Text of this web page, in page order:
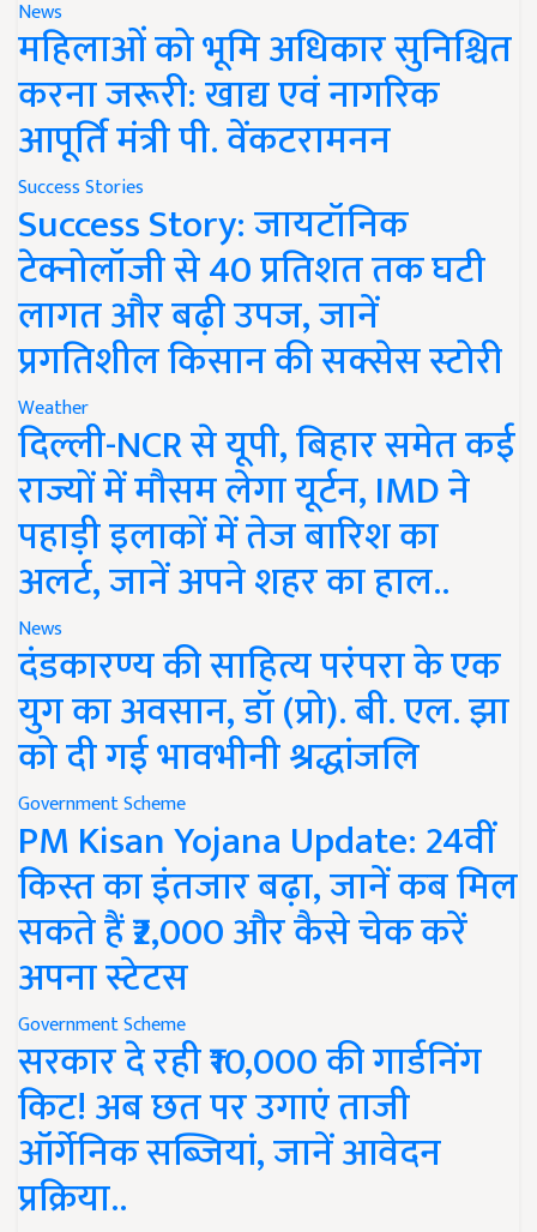
News
महिलाओं को भूमि अधिकार सुनिश्चित
करना जरूरी: खाद्य एवं नागरिक
आपूर्ति मंत्री पी. वेंकटरामनन
Success Stories
Success Story: जायटॉनिक
टेक्नोलॉजी से 40 प्रतिशत तक घटी
लागत और बढ़ी उपज, जानें
प्रगतिशील किसान की सक्सेस स्टोरी
Weather
दिल्ली-NCR से यूपी, बिहार समेत कई
राज्यों में मौसम लेगा यूर्टन, IMD ने
पहाड़ी इलाकों में तेज बारिश का
अलर्ट, जानें अपने शहर का हाल..
News
दंडकारण्य की साहित्य परंपरा के एक
युग का अवसान, डॉ (प्रो). बी. एल. झा
को दी गई भावभीनी श्रद्धांजलि
Government Scheme
PM Kisan Yojana Update: 24वीं
किस्त का इंतजार बढ़ा, जानें कब मिल
सकते हैं ₹2,000 और कैसे चेक करें
अपना स्टेटस
Government Scheme
सरकार दे रही ₹10,000 की गार्डनिंग
किट! अब छत पर उगाएं ताजी
ऑर्गेनिक सब्जियां, जानें आवेदन
प्रक्रिया..